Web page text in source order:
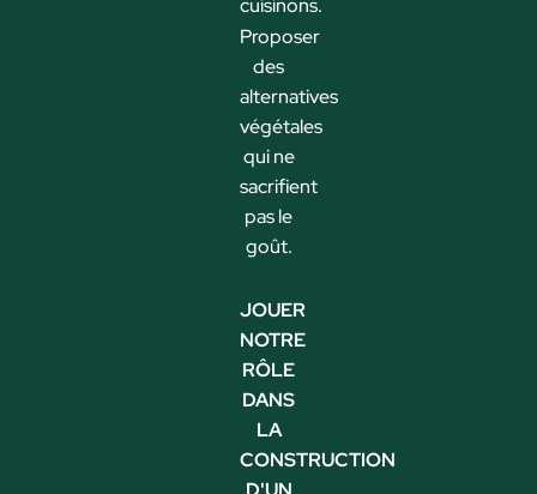
cuisinons.
Proposer
des
alternatives
végétales
qui ne
sacrifient
pas le
goût.
JOUER
NOTRE
RÔLE
DANS
LA
CONSTRUCTION